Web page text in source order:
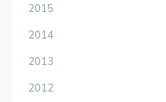
2015
2014
2013
2012